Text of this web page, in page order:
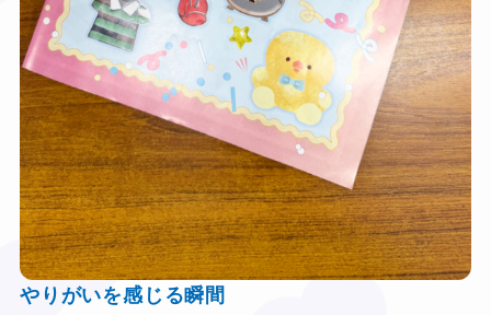
やりがいを感じる瞬間
★
★